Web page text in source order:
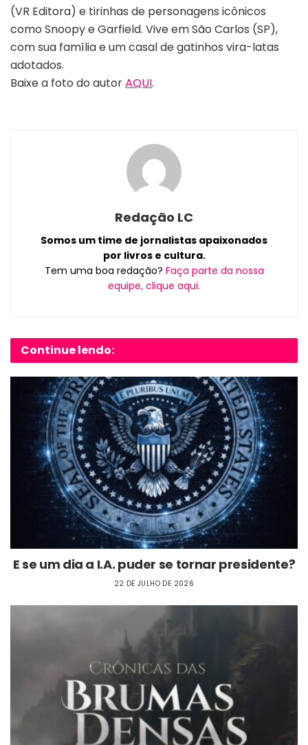
(VR Editora) e tirinhas de personagens icônicos
como Snoopy e Garfield. Vive em São Carlos (SP),
com sua família e um casal de gatinhos vira-latas
adotados.
Baixe a foto do autorAQUI.
Redação LC
Somos um time de jornalistas apaixonados
por livros e cultura.
Tem uma boa redação? Faça parte da nossa
equipe, clique aqui.
Continue lendo:
E se um dia a I.A. puder se tornar presidente?
22 DE JULHO DE 2026